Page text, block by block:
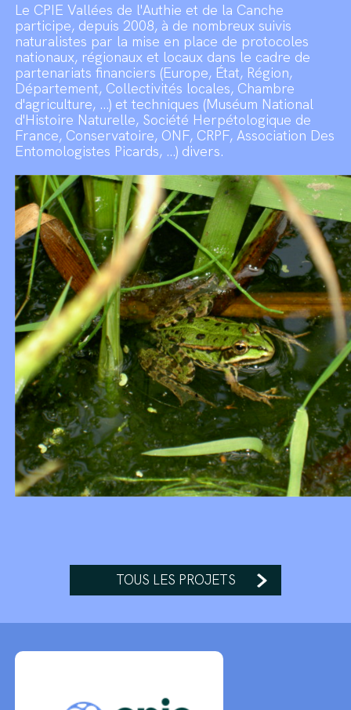
Le CPIE Vallées de l'Authie et de la Canche
participe, depuis 2008, à de nombreux suivis
naturalistes par la mise en place de protocoles
nationaux, régionaux et locaux dans le cadre de
partenariats financiers (Europe, État, Région,
Département, Collectivités locales, Chambre
d'agriculture, ...) et techniques (Muséum National
d'Histoire Naturelle, Société Herpétologique de
France, Conservatoire, ONF, CRPF, Association Des
Entomologistes Picards, ...) divers.
TOUS LES PROJETS